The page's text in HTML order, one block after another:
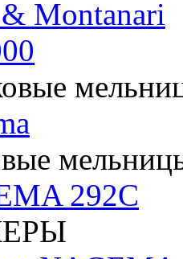
Montanari
292C